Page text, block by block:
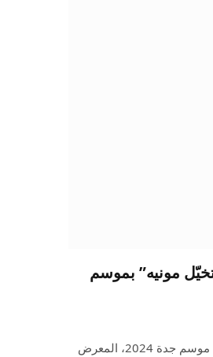
مونيه” بموسم
تحتضن منطقة ”Imagine Monet“ «تخيّل مونيه»، إحدى وجهات موسم جدة 2024، المعرض